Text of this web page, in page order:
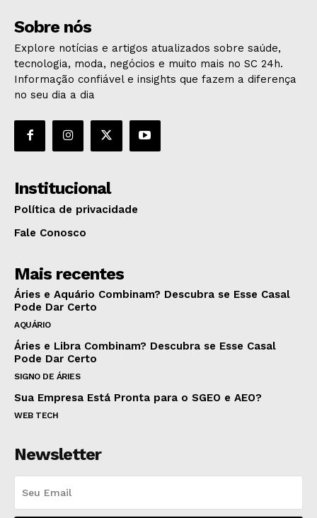
Sobre nós
Explore notícias e artigos atualizados sobre saúde,
tecnologia, moda, negócios e muito mais no SC 24h.
Informação confiável e insights que fazem a diferença
no seu dia a dia
Institucional
Política de privacidade
Fale Conosco
Mais recentes
Áries e Aquário Combinam? Descubra se Esse Casal
Pode Dar Certo
AQUÁRIO
Áries e Libra Combinam? Descubra se Esse Casal
Pode Dar Certo
SIGNO DE ÁRIES
Sua Empresa Está Pronta para o SGEO e AEO?
WEB TECH
Newsletter